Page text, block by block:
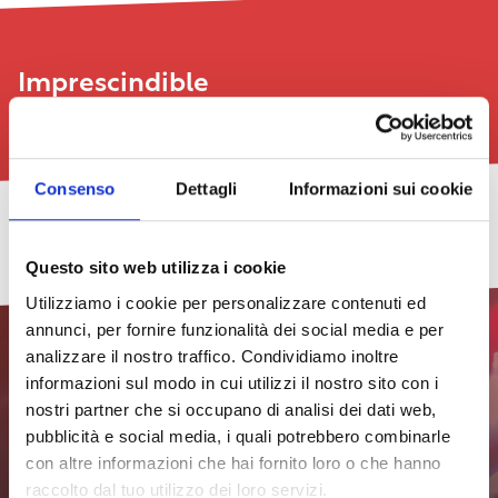
Consenso Dettagli Informazioni sui cookie
Questo sito web utilizza i cookie
Utilizziamo i cookie per personalizzare contenuti ed
annunci, per fornire funzionalità dei social media e per
analizzare il nostro traffico. Condividiamo inoltre
informazioni sul modo in cui utilizzi il nostro sito con i
nostri partner che si occupano di analisi dei dati web,
pubblicità e social media, i quali potrebbero combinarle
con altre informazioni che hai fornito loro o che hanno
raccolto dal tuo utilizzo dei loro servizi.
Imprescindible
–
edición
18/07/2026
ver
todas
las
fechas
2026.
programa
21/08/2026
ver
todas
las
fechas
exposición
Undici
Insomnia
29/07/2026
ver
todas
las
fechas
Efecto
29/07/2026
ver
las
fechas
Efecto
Venecia,
41ª
edición
libros
arte
Livorno
31/07/2026
ver
todas
las
fechas
Efecto
Street
2026
24/07/2026
ver
todas
las
fechas
Suscríbete al boletín para
estar siempre al día